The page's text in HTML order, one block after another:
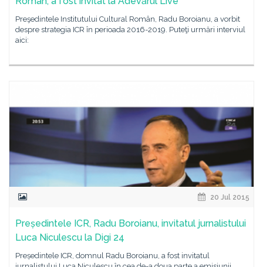
Preşedintele Institutului Cultural Român, Radu Boroianu, a vorbit
despre strategia ICR în perioada 2016-2019. Puteţi urmări interviul
aici:
20 Jul 2015
Președintele ICR, Radu Boroianu, invitatul jurnalistului
Luca Niculescu la Digi 24
Președintele ICR, domnul Radu Boroianu, a fost invitatul